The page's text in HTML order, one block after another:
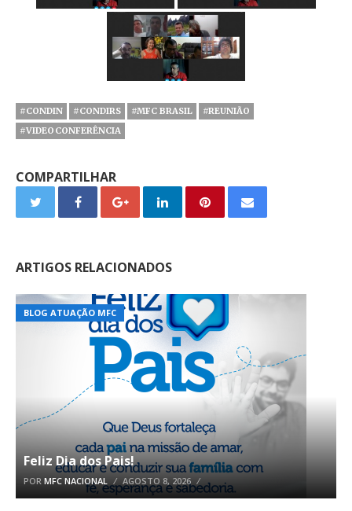
#CONDIN #CONDIRS #MFC BRASIL
#REUNIÃO
#VIDEOCONFERÊNCIA
COMPARTILHAR
ARTIGOS RELACIONADOS
BLOG ATUAÇÃO MFC
Feliz Dia dos Pais!
POR MFC NACIONAL AGOSTO 8, 2026